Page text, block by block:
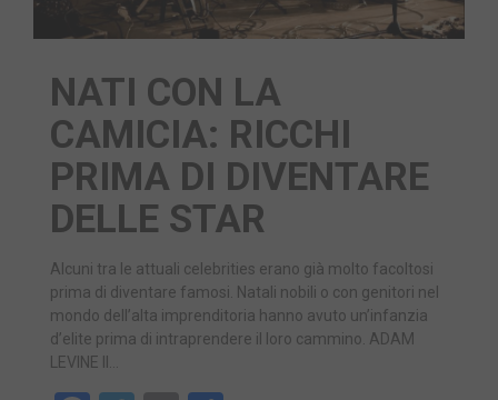
NATI CON LA
CAMICIA: RICCHI
PRIMA DI DIVENTARE
DELLE STAR
Alcuni tra le attuali celebrities erano già molto facoltosi
prima di diventare famosi. Natali nobili o con genitori nel
mondo dell’alta imprenditoria hanno avuto un’infanzia
d’elite prima di intraprendere il loro cammino. ADAM
LEVINE Il…